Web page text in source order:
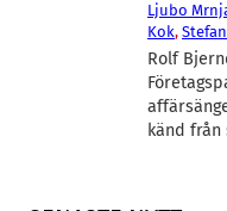
Ljubo
Kok,
Rolf
känd